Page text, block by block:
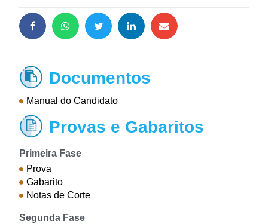
 Documentos
Manual do Candidato
 Provas e Gabaritos
Primeira Fase
Prova
Gabarito
Notas de Corte
Segunda Fase